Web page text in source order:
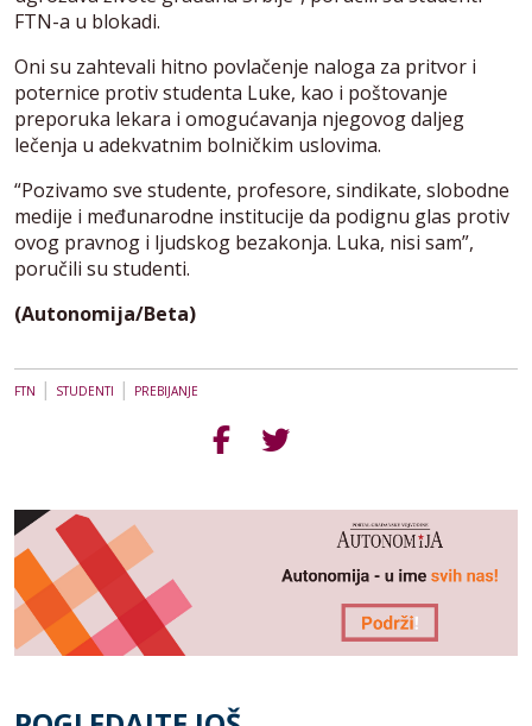
FTN-a u blokadi.
Oni su zahtevali hitno povlačenje naloga za pritvor i
poternice protiv studenta Luke, kao i poštovanje
preporuka lekara i omogućavanja njegovog daljeg
lečenja u adekvatnim bolničkim uslovima.
“Pozivamo sve studente, profesore, sindikate, slobodne
medije i međunarodne institucije da podignu glas protiv
ovog pravnog i ljudskog bezakonja. Luka, nisi sam”,
poručili su studenti.
(Autonomija/Beta)
FTN | STUDENTI | PREBIJANJE